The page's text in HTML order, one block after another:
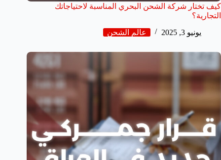
كيف تختار شركة الشحن البحري المناسبة لاحتياجاتك
التجارية؟
يونيو 3, 2025
عالم الشحن